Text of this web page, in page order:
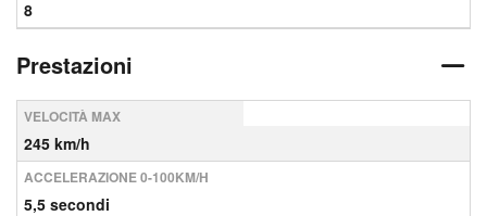
8
Prestazioni
VELOCITÀ MAX
245 km/h
ACCELERAZIONE 0-100KM/H
5,5 secondi